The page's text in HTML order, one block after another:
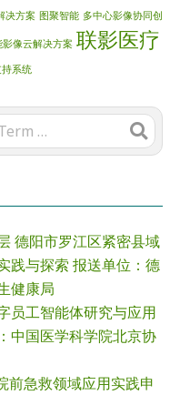
决方案 图聚智能 多中心影像协同创
影像云解决方案 联影医疗
系统
德阳市罗江区紧密县域
践与探索 报送单位：德
健康局
员工智能体研究与应用
中国医学科学院北京协
前急救领域应用实践申